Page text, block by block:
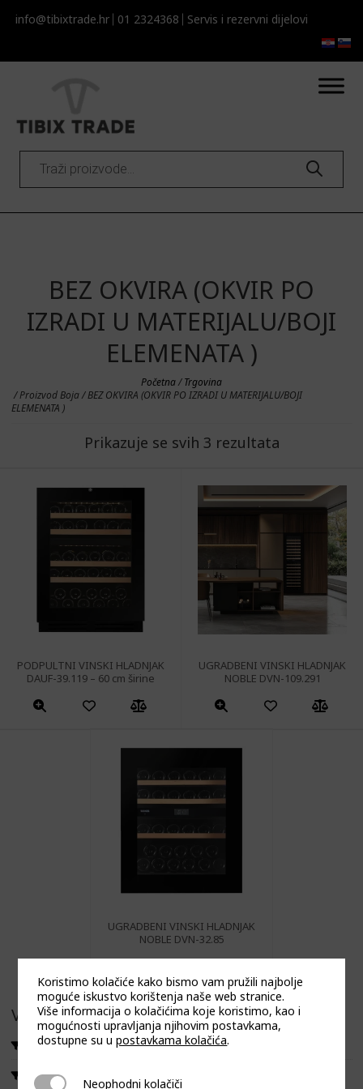
info@tibixtrade.hr 01 2324368 Servis i rezervni dijelovi​​
Products
search
BEZ OKVIRA (OKVIR PO
IZRADI U MATERIJALU/BOJI
ELEMENATA )
Početna/Trgovina
/ Proizvod Boja / BEZ OKVIRA (OKVIR PO IZRADI U MATERIJALU/BOJI
ELEMENATA )
Prikazuje se svih 3 rezultata
PODPULTNI VINSKI HLADNJAK
DAUF-39.119 – 60 cm širine
Ovaj
varijanti.
stranici
proizvoda
UGRADBENI VINSKI HLADNJAK
NOBLE DVN-109.291
Ovaj
UGRADBENI VINSKI HLADNJAK
NOBLE DVN-32.85
Ovaj
proizvod
ima
više
varijanti.
Vrsta ugradnje
PODPULTNI
UGRADBENI - ne treba cokl
Koristimo kolačiće kako bismo vam pružili najbolje
moguće iskustvo korištenja naše web stranice.
Više informacija o kolačićima koje koristimo, kao i
mogućnosti upravljanja njihovim postavkama,
dostupne su upostavkama kolačića.
Neophodni kolačiči
Neophodni kolačiči